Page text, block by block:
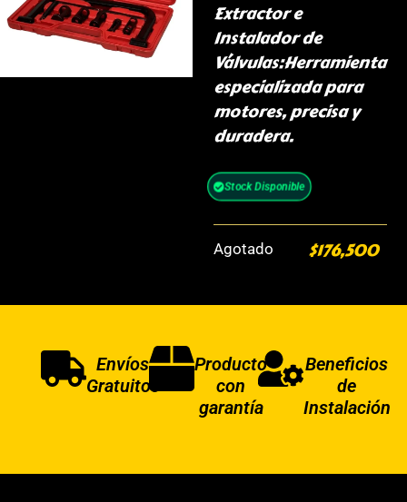
Extractor e
Instalador de
Válvulas:Herramienta
especializada para
motores, precisa y
duradera.
Stock Disponible
$176,500
Agotado
Envíos
Gratuitos
Producto
con
garantía
Beneficios
de
Instalación